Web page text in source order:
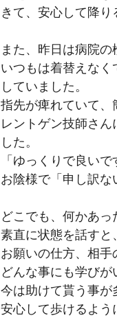
きて、安心して降り
また、昨日は病院の
いつもは着替えな
していました。
指先が痺れていて、
レントゲン技師さ
した。
「ゆっくりで良い
お陰様で「申し訳な
どこでも、何かあ
素直に状態を話すと
お願いの仕方、相手
どんな事にも学びが
今は助けて貰う事が
安心して歩けるよう